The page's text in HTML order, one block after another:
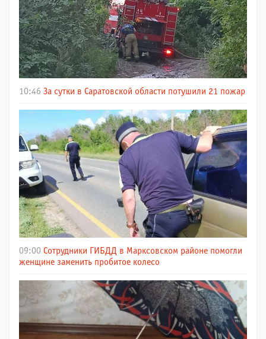
10:46 За сутки в Саратовской области потушили 21 пожар
09:00 Сотрудники ГИБДД в Марксовском районе помогли
женщине заменить пробитое колесо